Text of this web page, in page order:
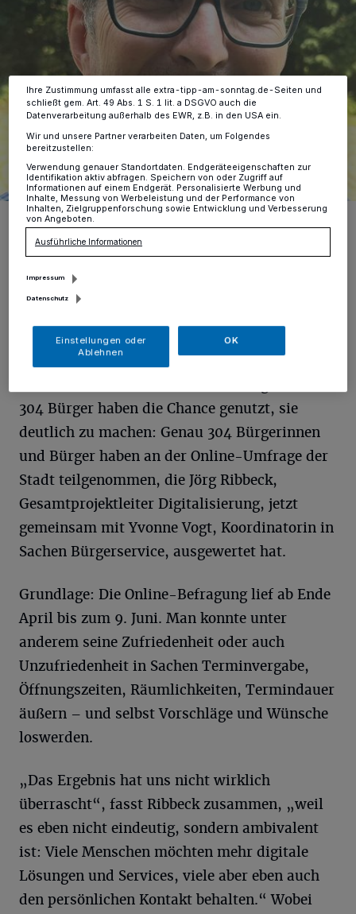
Jörg Ribbeck, Gesamtprojektleiter Digitalisierung, hat gemeinsam
mit Yvonne Vogt, Koordinatorin in Sachen Bürgerservice, die
Umfrage ausgewertet.
Foto: Stadt Willich
Z
um Thema Moderner Bürgerservice der
304 Bürger haben die Chance genutzt, sie
deutlich zu machen: Genau 304 Bürgerinnen
und Bürger haben an der Online-Umfrage der
Stadt teilgenommen, die Jörg Ribbeck,
Gesamtprojektleiter Digitalisierung, jetzt
gemeinsam mit Yvonne Vogt, Koordinatorin in
Sachen Bürgerservice, ausgewertet hat.
Grundlage: Die Online-Befragung lief ab Ende
April bis zum 9. Juni. Man konnte unter
anderem seine Zufriedenheit oder auch
Unzufriedenheit in Sachen Terminvergabe,
Öffnungszeiten, Räumlichkeiten, Termindauer
äußern – und selbst Vorschläge und Wünsche
loswerden.
„Das Ergebnis hat uns nicht wirklich
überrascht“, fasst Ribbeck zusammen, „weil
es eben nicht eindeutig, sondern ambivalent
ist: Viele Menschen möchten mehr digitale
Lösungen und Services, viele aber eben auch
den persönlichen Kontakt behalten.“ Wobei
Anzeigen möglicherweise nicht mehr so relevant für Sie. Sie können
dieses Menü jederzeit wieder aufrufen, um Ihre Einstellungen zu
ändern oder Ihre Einwilligung zu widerrufen, indem Sie auf den Link
Einstellungen oder Ablehnen am unteren Rand der Webseite klicken.
Ihre Einstellungen gelten innerhalb unseres Website. Weitere
Informationen finden Sie in unserer Datenschutzerklärung.
Ihre Zustimmung umfasst alle extra-tipp-am-sonntag.de-Seiten und
schließt gem. Art. 49 Abs. 1 S. 1 lit. a DSGVO auch die
Datenverarbeitung außerhalb des EWR, z.B. in den USA ein.
Wir und unsere Partner verarbeiten Daten, um Folgendes
bereitzustellen:
Verwendung genauer Standortdaten. Endgeräteeigenschaften zur
Identifikation aktiv abfragen. Speichern von oder Zugriff auf
Informationen auf einem Endgerät. Personalisierte Werbung und
Inhalte, Messung von Werbeleistung und der Performance von
Inhalten, Zielgruppenforschung sowie Entwicklung und Verbesserung
von Angeboten.
Ausführliche Informationen
Impressum
Datenschutz
Einstellungen oder
Ablehnen
OK